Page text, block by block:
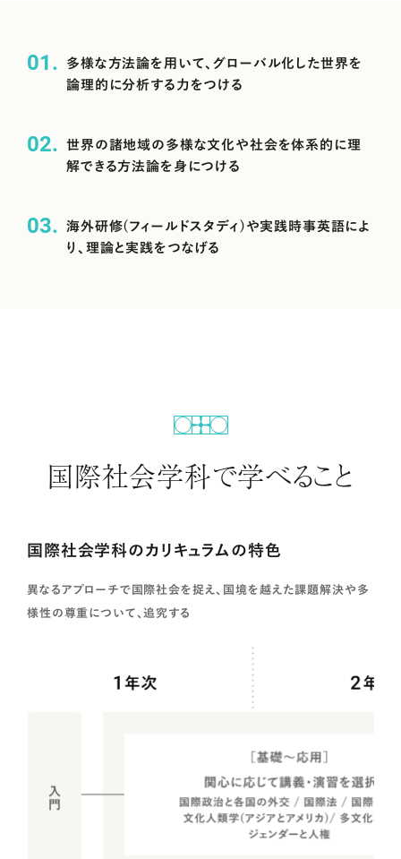
01
多様な方法論を用いて、グローバル化した世界を
論理的に分析する力をつける
02
世界の諸地域の多様な文化や社会を体系的に理
解できる方法論を身につける
03
海外研修(フィールドスタディ)や実践時事英語によ
り、理論と実践をつなげる
国際社会学科で学べること
国際社会学科のカリキュラムの特色
異なるアプローチで国際社会を捉え、国境を越えた課題解決や多
様性の尊重について、追究する